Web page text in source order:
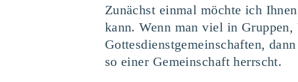
Zunächst einmal möchte ich
kann. Wenn man viel in
Gottesdienstgemeinschaften,
so einer Gemeinschaft herrscht.